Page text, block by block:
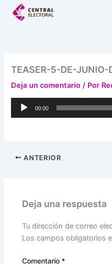
TEASER-5-DE-JUNIO-
Deja un comentario / Por
Reproductor
00:00
ANTERIOR
Deja una respuesta
Tu dirección de correo
Los campos obligatorios
Comentario *